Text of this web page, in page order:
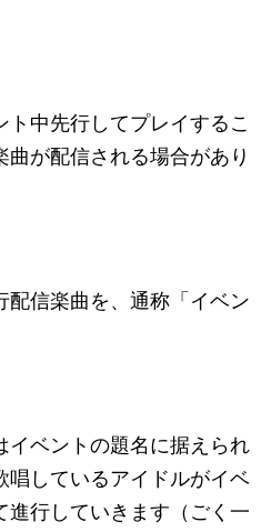
ト中先行してプレイするこ
曲が配信される場合があり
配信楽曲を、通称「イベン
イベントの題名に据えられ
唱しているアイドルがイベ
進行していきます（ごく一